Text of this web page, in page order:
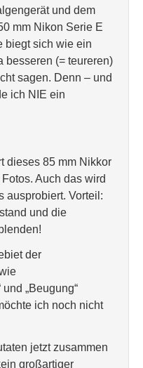
und dem
mm Nikon Serie E
biegt sich wie ein
besseren (= teureren)
sagen. Denn – und
ich NIE ein
dieses 85 mm Nikkor
Auch das wird
ausprobiert. Vorteil:
und die
der
„Beugung“
ich noch nicht
jetzt zusammen
großartiger